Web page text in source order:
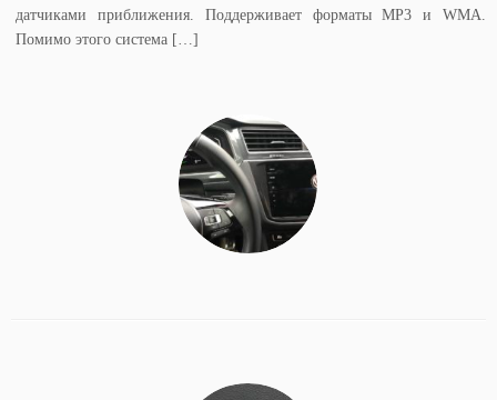
датчиками приближения. Поддерживает форматы MP3 и WMA.
Помимо этого система […]